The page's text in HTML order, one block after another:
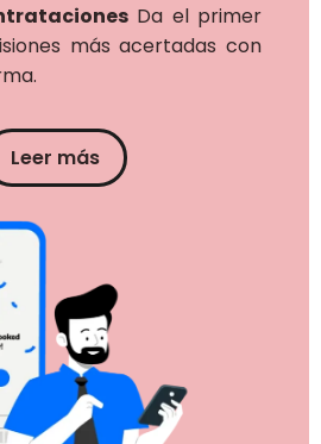
Da el primer
más acertadas con
Leer más